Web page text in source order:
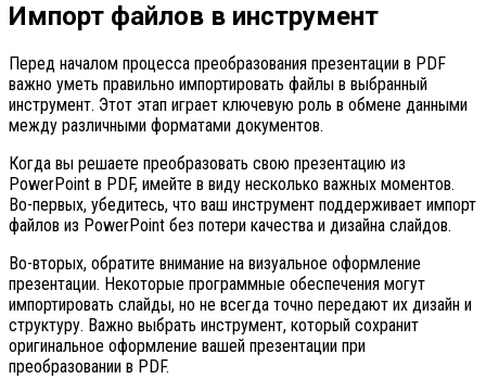
Импорт файлов в инструмент
Перед началом процесса преобразования презентации в PDF
важно уметь правильно импортировать файлы в выбранный
инструмент. Этот этап играет ключевую роль в обмене данными
между различными форматами документов.
Когда вы решаете преобразовать свою презентацию из
PowerPoint в PDF, имейте в виду несколько важных моментов.
Во-первых, убедитесь, что ваш инструмент поддерживает импорт
файлов из PowerPoint без потери качества и дизайна слайдов.
Во-вторых, обратите внимание на визуальное оформление
презентации. Некоторые программные обеспечения могут
импортировать слайды, но не всегда точно передают их дизайн и
структуру. Важно выбрать инструмент, который сохранит
оригинальное оформление вашей презентации при
преобразовании в PDF.